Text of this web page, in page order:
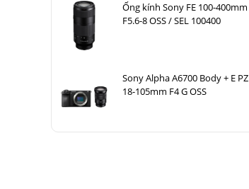
Ống kính Sony FE 100-400mm
F5.6-8 OSS / SEL 100400
Sony Alpha A6700 Body + E PZ
18-105mm F4 G OSS